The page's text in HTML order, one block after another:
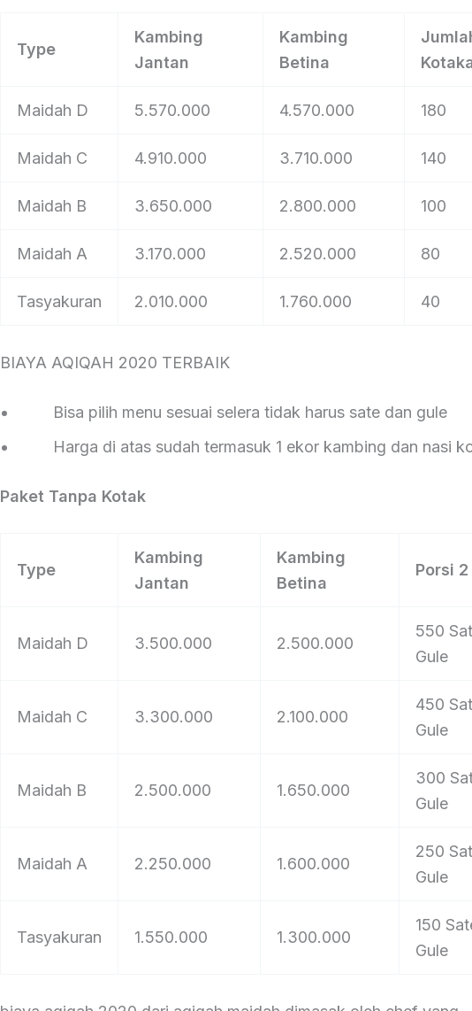
Type
Kambing
Jantan
Kambing
Betina
Maidah D 5.570.000 4.570.000 180
Maidah C 4.910.000 3.710.000 140
Maidah B 3.650.000 2.800.000 100
Maidah A 3.170.000 2.520.000 80
Tasyakuran 2.010.000 1.760.000 40
BIAYA AQIQAH 2020 TERBAIK
Bisa pilih menu sesuai selera tidak harus sate dan gule
Harga di atas sudah termasuk 1 ekor kambing dan nasi
Paket Tanpa Kotak
Type
Kambing
Jantan
Kambing
Betina
Porsi
Maidah D 3.500.000 2.500.000
550
Gule
Maidah C 3.300.000 2.100.000
450
Gule
Maidah B 2.500.000 1.650.000
300
Gule
Maidah A 2.250.000 1.600.000
250
Gule
Tasyakuran 1.550.000 1.300.000
150
Gule